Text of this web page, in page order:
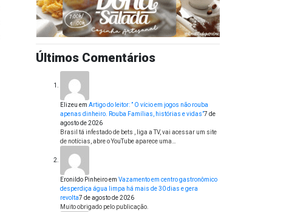
Últimos Comentários
Elizeu em Artigo do leitor: ” O vício em jogos não rouba
apenas dinheiro. Rouba Famílias, histórias e vidas”7 de
agosto de 2026
Brasil tá infestado de bets , liga a TV, vai acessar um site
de notícias, abre o YouTube aparece uma…
Eronildo Pinheiroem Vazamento em centro gastronômico
desperdiça água limpa há mais de 30 dias e gera
revolta7 de agosto de 2026
Muito obrigado pelo publicação.